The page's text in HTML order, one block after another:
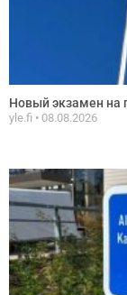
Новый экзамен на
yle.fi 08.08.2026